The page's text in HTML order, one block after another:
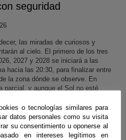
seguridad
las miradas de curiosos y
al cielo. El primero de los tres
2027 y 2028 se iniciará a las
hacia las 20:30, para finalizar entre
la zona dónde se observe. En
parcial, y aunque el Sol no esté
caseros y poco efectivos como gafas
CD o cristales ahumados, ir
y ropa de abrigo, así como escoger
mirando al horizonte occidental
o tecnologías similares para
datos personales como su visita
su consentimiento u oponerse al
en intereses legítimos en